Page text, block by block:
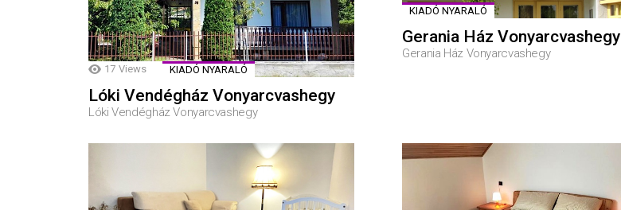
17 Views KIADÓ NYARALÓ
Lóki Vendégház Vonyarcvashegy
Lóki Vendégház Vonyarcvashegy
KIADÓ NYARALÓ
Gerania Ház Vonyarcvashegy
Gerania Ház Vonyarcvashegy